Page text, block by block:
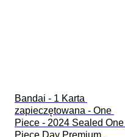
Bandai - 1 Karta
zapieczętowana - One
Piece - 2024 Sealed One
Piece Day Premium